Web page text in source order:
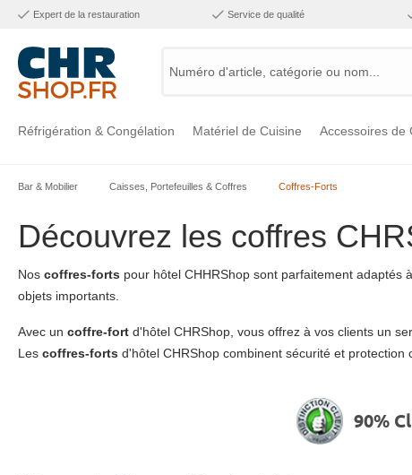
Expert de la restauration Service de qualité
Numéro d'article, catégorie ou nom...
Réfrigération & Congélation Matériel de Cuisine Accessoires de
Bar & Mobilier Caisses, Portefeuilles & Coffres Coffres-Forts
Découvrez les coffres
Nos coffres-forts pour hôtel CHHRShop sont parfaitement
objets importants.
Avec un coffre-fort d'hôtel CHRShop, vous offrez à vos clients un
Les coffres-forts d'hôtel CHRShop combinent sécurité et
90%